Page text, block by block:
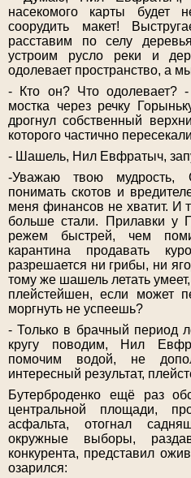
насекомого карты будет
соорудить макет!
расставим по селу
устроим русло реки и
одолевает пространство, а
- Кто он? Что одолевает?
мостка через речку
дрогнул собственный
которого частично
- Шашель, Нил Евфратыч,
-Уважаю твою мудрость,
понимать скотов и
меня финансов не хватит. И
больше стали. Прилавки у
режем быстрей, чем
карантина продавать
разрешается ни грибы, ни
тому же шашель летать
плейстейшен, если может
моргнуть не успеешь?
- Только в брачный период
кругу поводим, Нил
помочим водой, не
интересный результат,
Бутерброденко ещё раз
центральной площади,
асфальта, отогнал
окружные выборы,
конкурента, представил
озарился: